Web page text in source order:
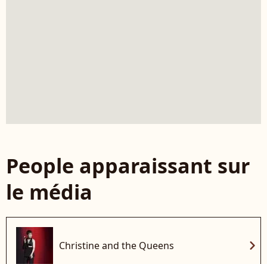
People apparaissant sur
le média
Christine and the Queens chevron_right